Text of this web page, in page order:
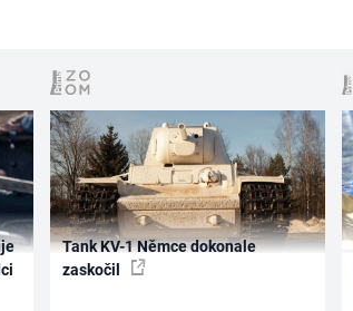
Tank KV-1 Němce dokonale
zaskočil